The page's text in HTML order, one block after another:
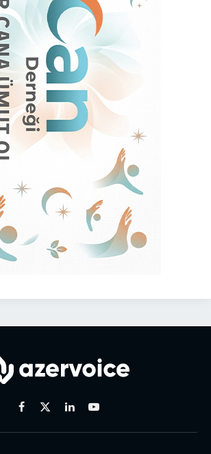
Facebook
X
LinkedinYoutube